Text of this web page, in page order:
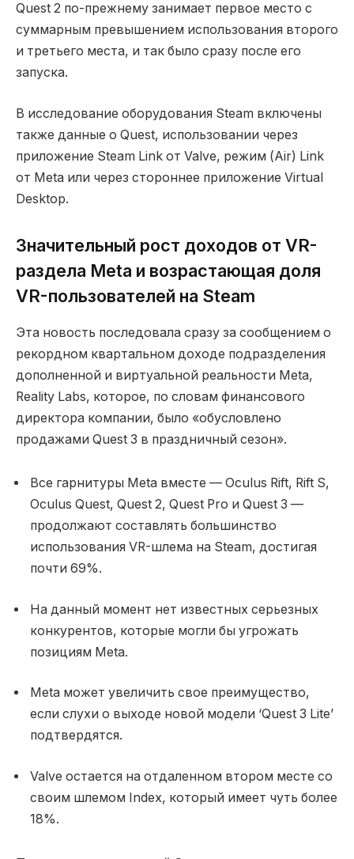
Quest 2 по-прежнему занимает первое место с
суммарным превышением использования второго
и третьего места, и так было сразу после его
запуска.
В исследование оборудования Steam включены
также данные о Quest, использовании через
приложение Steam Link от Valve, режим (Air) Link
от Meta или через стороннее приложение Virtual
Desktop.
Значительный рост доходов от VR-
раздела Meta и возрастающая доля
VR-пользователей на Steam
Эта новость последовала сразу за сообщением о
рекордном квартальном доходе подразделения
дополненной и виртуальной реальности Meta,
Reality Labs, которое, по словам финансового
директора компании, было «обусловлено
продажами Quest 3 в праздничный сезон».
Все гарнитуры Meta вместе — Oculus Rift, Rift S,
Oculus Quest, Quest 2, Quest Pro и Quest 3 —
продолжают составлять большинство
использования VR-шлема на Steam, достигая
почти 69%.
На данный момент нет известных серьезных
конкурентов, которые могли бы угрожать
позициям Meta.
Meta может увеличить свое преимущество,
если слухи о выходе новой модели ‘Quest 3 Lite’
подтвердятся.
Valve остается на отдаленном втором месте со
своим шлемом Index, который имеет чуть более
18%.